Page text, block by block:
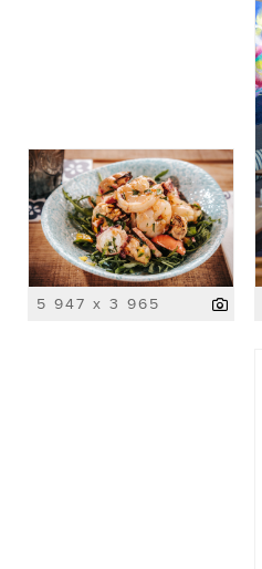
5 947 x 3 965